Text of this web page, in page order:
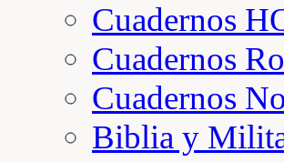
Cuadernos
Cuadernos
Cuadernos
Biblia y